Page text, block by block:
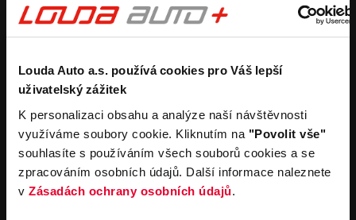
Louda Auto a.s. používá cookies pro Váš lepší
uživatelský zážitek
K personalizaci obsahu a analýze naší návštěvnosti
využíváme soubory cookie. Kliknutím na "Povolit vše"
souhlasíte s používáním všech souborů cookies a se
zpracováním osobních údajů. Další informace naleznete
v Zásadách ochrany osobních údajů.
Koupit ojetý vůz
Koupit užitkový vůz
Průběh výkupu vozu
Pronájem
Carsharing
Autopůjčovna
Operativní leasing
Společnost
Louda Auto+ Poděbrady
Obytné vozy
Novinky
Kariéra
Servisní služby Důležité odkazy